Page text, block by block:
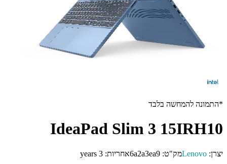
*התמונה להמחשה בלבד
IdeaPad Slim 3 15IRH10
יצרן: Lenovoמק"ט: 6a2a3ea9אחריות: 3 years